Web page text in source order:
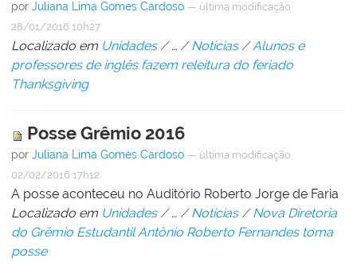
por Juliana Lima Gomes Cardoso — última modificação
28/01/2016 10h27
Localizado em Unidades /… /Notícias /Alunos e
professores de inglês fazem releitura do feriado
Thanksgiving
Posse Grêmio 2016
por Juliana Lima Gomes Cardoso — última modificação
02/02/2016 17h12
A posse aconteceu no Auditório Roberto Jorge de Faria
Localizado em Unidades /… /Notícias /Nova Diretoria
do Grêmio Estudantil Antônio Roberto Fernandes toma
posse